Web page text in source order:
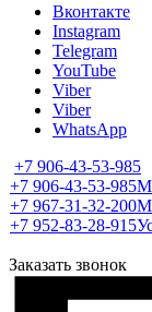
Вконтакте
Instagram
Telegram
YouTube
Viber
Viber
WhatsApp
+7 906-43-53-985
+7 906-43-53-985
+7 967-31-32-200
+7 952-83-28-915
Заказать звонок